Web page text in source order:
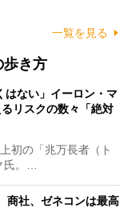
一覧を見る
歩き方
はない」イーロン・マ
リスクの数々「絶対
初の「兆万長者（ト
氏。…
商社、ゼネコンは最高